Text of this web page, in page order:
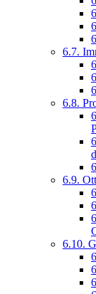
6.7.
6.8.
6.9.
6.10.